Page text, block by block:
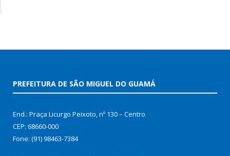
PREFEITURA DE SÃO MIGUEL DO GUAMÁ
End.: Praça Licurgo Peixoto, nº 130 – Centro
CEP: 68660-000
Fone: (91) 98463-7384